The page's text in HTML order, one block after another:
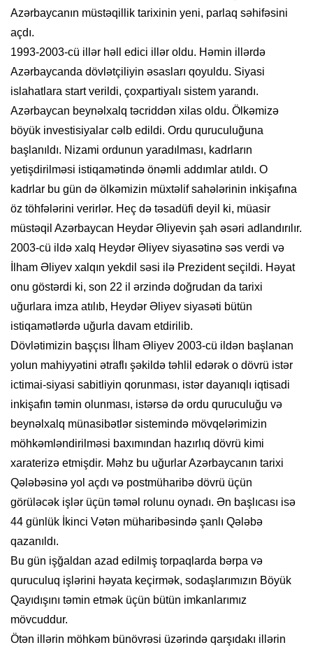
Azərbaycanın müstəqillik tarixinin yeni, parlaq səhifəsini
açdı.
1993-2003-cü illər həll edici illər oldu. Həmin illərdə
Azərbaycanda dövlətçiliyin əsasları qoyuldu. Siyasi
islahatlara start verildi, çoxpartiyalı sistem yarandı.
Azərbaycan beynəlxalq təcriddən xilas oldu. Ölkəmizə
böyük investisiyalar cəlb edildi. Ordu quruculuğuna
başlanıldı. Nizami ordunun yaradılması, kadrların
yetişdirilməsi istiqamətində önəmli addımlar atıldı. O
kadrlar bu gün də ölkəmizin müxtəlif sahələrinin inkişafına
öz töhfələrini verirlər. Heç də təsadüfi deyil ki, müasir
müstəqil Azərbaycan Heydər Əliyevin şah əsəri adlandırılır.
2003-cü ildə xalq Heydər Əliyev siyasətinə səs verdi və
İlham Əliyev xalqın yekdil səsi ilə Prezident seçildi. Həyat
onu göstərdi ki, son 22 il ərzində doğrudan da tarixi
uğurlara imza atılıb, Heydər Əliyev siyasəti bütün
istiqamətlərdə uğurla davam etdirilib.
Dövlətimizin başçısı İlham Əliyev 2003-cü ildən başlanan
yolun mahiyyətini ətraflı şəkildə təhlil edərək o dövrü istər
ictimai-siyasi sabitliyin qorunması, istər dayanıqlı iqtisadi
inkişafın təmin olunması, istərsə də ordu quruculuğu və
beynəlxalq münasibətlər sistemində mövqelərimizin
möhkəmləndirilməsi baxımından hazırlıq dövrü kimi
xaraterizə etmişdir. Məhz bu uğurlar Azərbaycanın tarixi
Qələbəsinə yol açdı və postmüharibə dövrü üçün
görüləcək işlər üçün təməl rolunu oynadı. Ən başlıcası isə
44 günlük İkinci Vətən müharibəsində şanlı Qələbə
qazanıldı.
Bu gün işğaldan azad edilmiş torpaqlarda bərpa və
quruculuq işlərini həyata keçirmək, sodaşlarımızın Böyük
Qayıdışını təmin etmək üçün bütün imkanlarımız
mövcuddur.
Ötən illərin möhkəm bünövrəsi üzərində qarşıdakı illərin